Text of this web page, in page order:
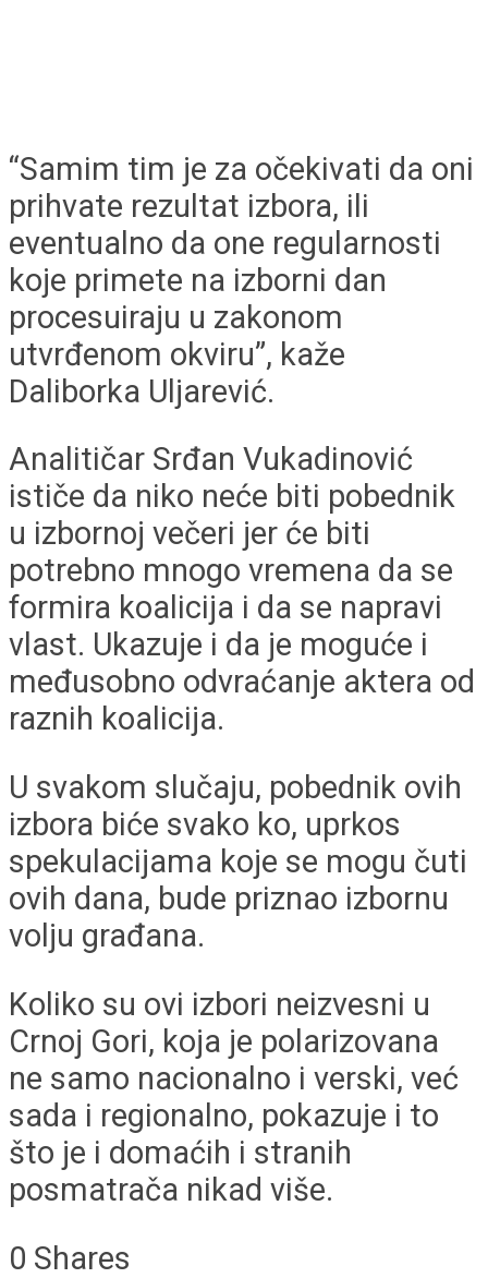
“Samim tim je za očekivati da oni
prihvate rezultat izbora, ili
eventualno da one regularnosti
koje primete na izborni dan
procesuiraju u zakonom
utvrđenom okviru”, kaže
Daliborka Uljarević.
Analitičar Srđan Vukadinović
ističe da niko neće biti pobednik
u izbornoj večeri jer će biti
potrebno mnogo vremena da se
formira koalicija i da se napravi
vlast. Ukazuje i da je moguće i
međusobno odvraćanje aktera od
raznih koalicija.
U svakom slučaju, pobednik ovih
izbora biće svako ko, uprkos
spekulacijama koje se mogu čuti
ovih dana, bude priznao izbornu
volju građana.
Koliko su ovi izbori neizvesni u
Crnoj Gori, koja je polarizovana
ne samo nacionalno i verski, već
sada i regionalno, pokazuje i to
što je i domaćih i stranih
posmatrača nikad više.
0 Shares